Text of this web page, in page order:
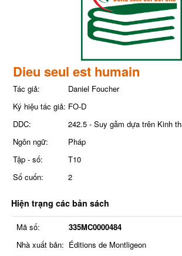
Dieu seul est humain
Tác giả:
Daniel Foucher
Ký hiệu tác giả: FO-D
DDC:
242.5 - Suy gẫm dựa trên Kinh
Ngôn ngữ:
Pháp
Tập - số:
T10
Số cuốn:
2
Hiện trạng các bản sách
Mã số:
335MC0000484
Nhà xuất bản: Éditions de Montligeon